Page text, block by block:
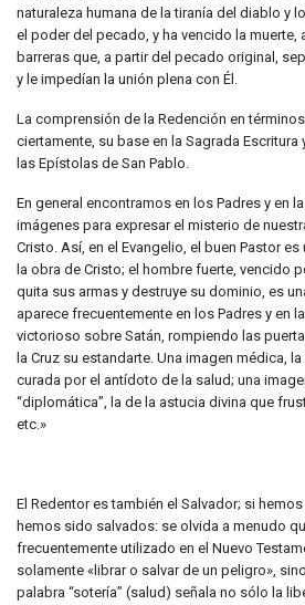
naturaleza humana de la tiranía del diablo y
el poder del pecado, y ha vencido la
barreras que, a partir del pecado original,
y le impedían la unión plena con Él.
La comprensión de la Redención en
ciertamente, su base en la Sagrada Escritura
las Epístolas de San Pablo.
En general encontramos en los Padres y en
imágenes para expresar el misterio de
Cristo. Así, en el Evangelio, el buen Pastor
la obra de Cristo; el hombre fuerte, vencido
quita sus armas y destruye su dominio, es
aparece frecuentemente en los Padres y en
victorioso sobre Satán, rompiendo las
la Cruz su estandarte. Una imagen médica,
curada por el antídoto de la salud; una
“diplomática”, la de la astucia divina que
etc.»
El Redentor es también el Salvador; si
hemos sido salvados: se olvida a menudo
frecuentemente utilizado en el Nuevo
solamente «librar o salvar de un peligro»,
palabra “sotería” (salud) señala no sólo la